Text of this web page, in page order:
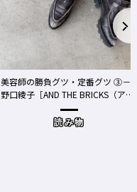
美容師の勝負グツ・定番グツ ③－
野口綾子［AND THE BRICKS（アン
ドザブリックス）／神奈川県鎌倉
読み物